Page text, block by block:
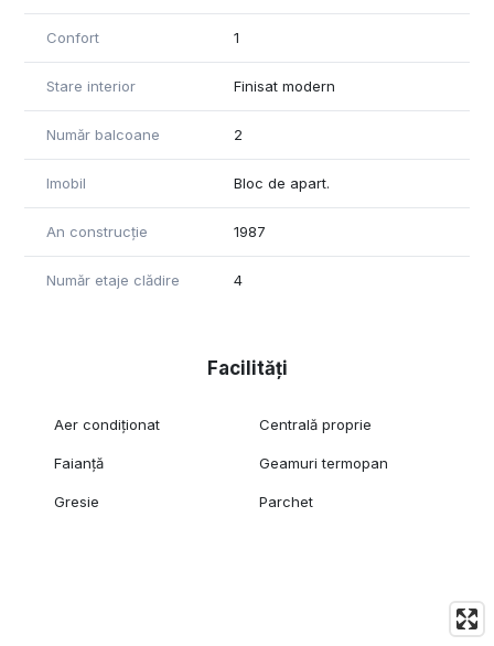
Confort 1
Stare interior Finisat modern
Număr balcoane 2
Imobil Bloc de apart.
An construcție 1987
Număr etaje clădire 4
Facilități
Aer condiționat Centrală proprie
Faianță Geamuri termopan
Gresie Parchet